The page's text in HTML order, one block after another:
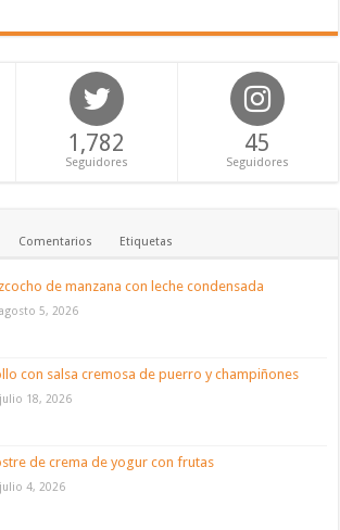
1,782
Seguidores
45
Seguidores
Comentarios Etiquetas
de manzana con leche condensada
agosto 5, 2026
con salsa cremosa de puerro y champiñones
julio 18, 2026
de crema de yogur con frutas
julio 4, 2026